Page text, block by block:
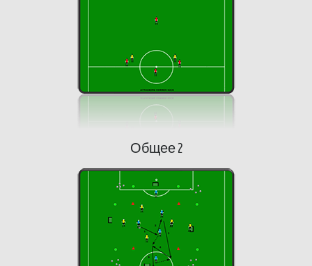
Общее 2